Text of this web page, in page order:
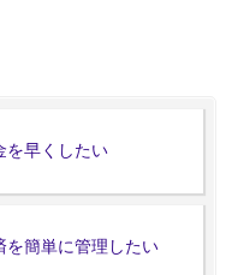
を早くしたい
を簡単に管理したい